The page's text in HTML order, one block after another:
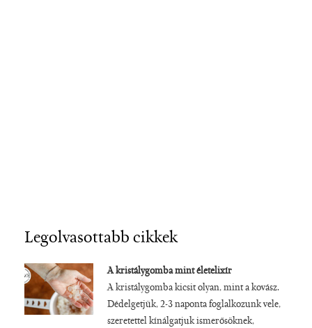
Legolvasottabb cikkek
A kristálygomba mint életelixír
A kristálygomba kicsit olyan, mint a kovász.
Dédelgetjük, 2-3 naponta foglalkozunk vele,
szeretettel kínálgatjuk ismerősöknek,